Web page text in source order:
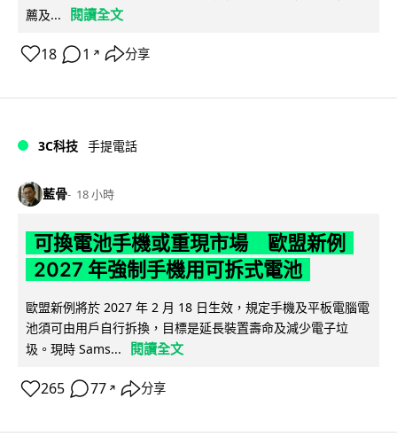
薦及...
閱讀全文
18 1 ↗ 分享
3C科技 手提電話
藍骨 18 小時
可換電池手機或重現市場 歐盟新例
2027 年強制手機用可拆式電池
歐盟新例將於 2027 年 2 月 18 日生效，規定手機及平板電腦電
池須可由用戶自行拆換，目標是延長裝置壽命及減少電子垃
圾。現時 Sams...
閱讀全文
265 77 ↗ 分享